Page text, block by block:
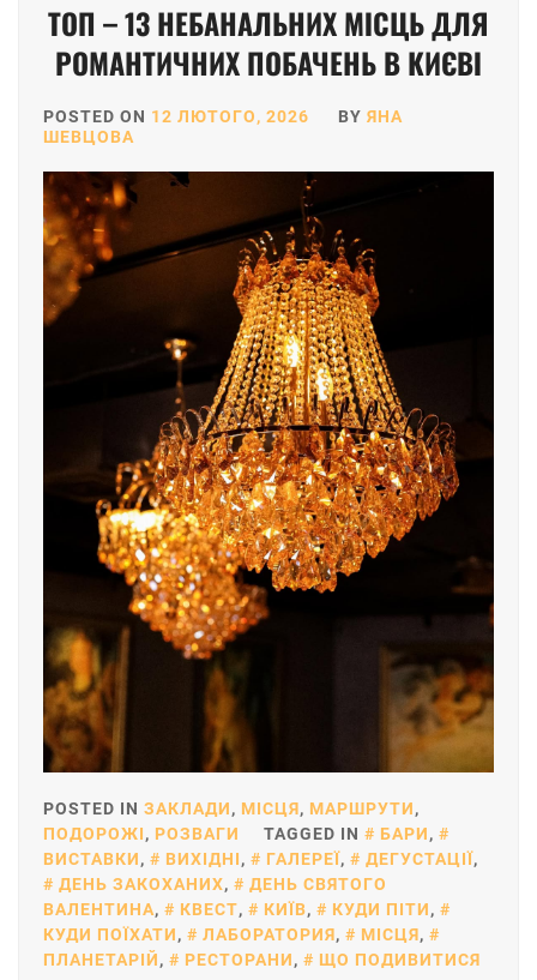
ТОП – 13 НЕБАНАЛЬНИХ МІСЦЬ ДЛЯ
РОМАНТИЧНИХ ПОБАЧЕНЬ В КИЄВІ
POSTED ON 12 ЛЮТОГО, 2026 BY ЯНА
ШЕВЦОВА
POSTED IN ЗАКЛАДИ, МІСЦЯ, МАРШРУТИ,
ПОДОРОЖІ, РОЗВАГИ TAGGED IN БАРИ,
ВИСТАВКИ, ВИХІДНІ, ГАЛЕРЕЇ, ДЕГУСТАЦІЇ,
ДЕНЬ ЗАКОХАНИХ,
ДЕНЬ СВЯТОГО
ВАЛЕНТИНА, КВЕСТ, КИЇВ, КУДИ ПІТИ,
КУДИ ПОЇХАТИ, ЛАБОРАТОРИЯ, МІСЦЯ,
ПЛАНЕТАРІЙ, РЕСТОРАНИ, ЩО ПОДИВИТИСЯ